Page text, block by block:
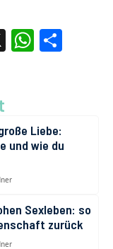
X W
A
p
Liebe:
und wie du
Sexleben: so
zurück